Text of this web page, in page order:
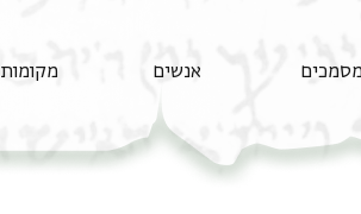
מסמכים אנשים מקומות